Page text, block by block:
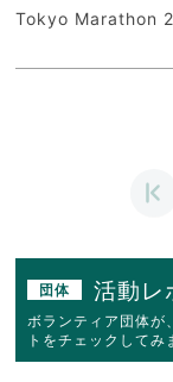
Tokyo Marathon
団体 活動レ
ボランティア団体が
トをチェックしてみ